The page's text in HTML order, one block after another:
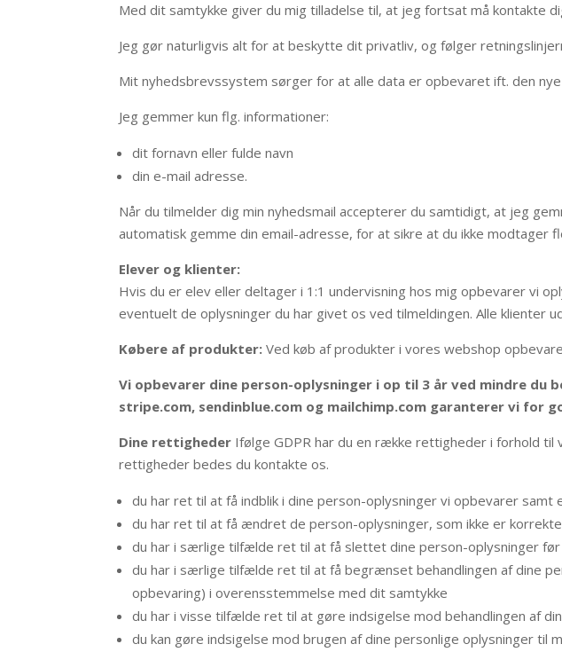
Med dit samtykke giver du mig tilladelse til, at jeg fortsat må kontakte
Jeg gør naturligvis alt for at beskytte dit privatliv, og følger
Mit nyhedsbrevssystem sørger for at alle data er opbevaret ift. den nye
Jeg gemmer kun flg. informationer:
dit fornavn eller fulde navn
din e-mail adresse.
Når du tilmelder dig min nyhedsmail accepterer du samtidigt, at jeg
automatisk gemme din email-adresse, for at sikre at du ikke modtager
Elever og klienter:
Hvis du er elev eller deltager i 1:1 undervisning hos mig opbevarer vi
eventuelt de oplysninger du har givet os ved tilmeldingen. Alle klienter
Købere af produkter:Ved køb af produkter i vores webshop
Vi opbevarer dine person-oplysninger i op til 3 år ved mindre du
stripe.com, sendinblue.com og mailchimp.com garanterer vi for
Dine rettigheder Ifølge GDPR har du en række rettigheder i forhold til
rettigheder bedes du kontakte os.
du har ret til at få indblik i dine person-oplysninger vi opbevarer
du har ret til at få ændret de person-oplysninger, som ikke er korrekte
du har i særlige tilfælde ret til at få slettet dine person-oplysninger
du har i særlige tilfælde ret til at få begrænset behandlingen af dine
opbevaring) i overensstemmelse med dit samtykke
du har i visse tilfælde ret til at gøre indsigelse mod behandlingen af
du kan gøre indsigelse mod brugen af dine personlige oplysninger til